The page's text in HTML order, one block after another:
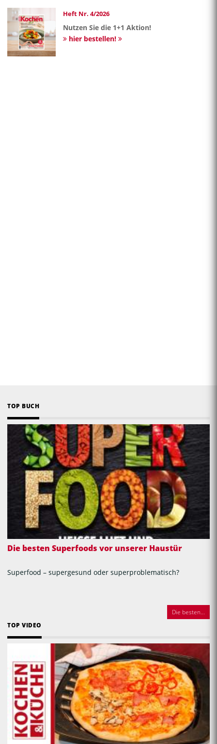
Heft Nr. 4/2026
Nutzen Sie die 1+1 Aktion!
hier bestellen!
TOP BUCH
Die besten Superfoods vor unserer Haustür
Superfood – supergesund oder superproblematisch?
Die besten...
TOP VIDEO